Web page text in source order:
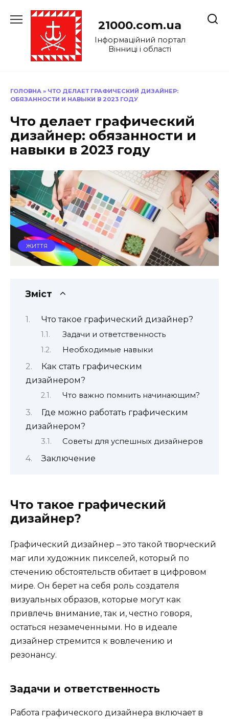
до
21000.com.ua
Інформаційний портал
Вінниці і області
ГОЛОВНА » ЧТО ДЕЛАЕТ ГРАФИЧЕСКИЙ ДИЗАЙНЕР:
ОБЯЗАННОСТИ И НАВЫКИ В 2023 ГОДУ
Что делает графический
дизайнер: обязанности и
навыки в 2023 году
ЖИТТЯ
Зміст
Что такое графический дизайнер?
Задачи и ответственность
Необходимые навыки
Как стать графическим
дизайнером?
Что важно помнить начинающим?
Где можно работать графическим
дизайнером?
Советы для успешных дизайнеров
Заключение
Что такое графический
дизайнер?
Графический дизайнер – это такой творческий
маг или художник пикселей, который по
стечению обстоятельств обитает в цифровом
мире. Он берет на себя роль создателя
визуальных образов, которые могут как
привлечь внимание, так и, честно говоря,
остаться незамеченными. Но в идеале
дизайнер стремится к вовлечению и
резонансу.
Задачи и ответственность
Работа графического дизайнера включает в